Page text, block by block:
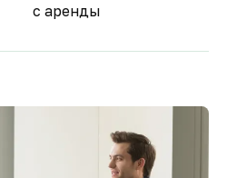
с аренды